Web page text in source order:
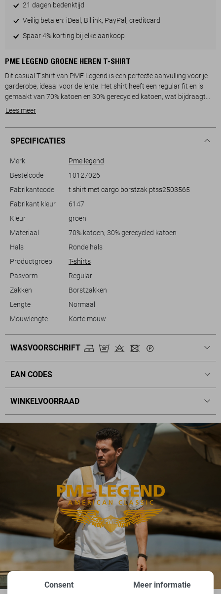
21 dagen bedenktijd
Veilig betalen: iDeal, Billink, PayPal, creditcard
Spaar 4% korting bij elke aankoop
PME LEGEND GROENE HEREN T-SHIRT
Dit casual T-shirt van PME Legend is een perfecte aanvulling voor je
garderobe, ideaal voor de lente. Het shirt heeft een regular fit en is
gemaakt van 70% katoen en 30% gerecycled katoen, wat bijdraagt
aan een duurzamere keuze. Met zijn diepe groene kleur en ronde hals
casual kunt dragen. De korte mouwen maken het tot een veelzijdige
optie voor de warmere dagen. Een opvallend detail is de borstzak met
Dankzij de normale lengte is dit T-shirt makkelijk te combineren met
nette pantalon. De subtiele print op de mouw voegt een unieke twist
toe die karakter geeft aan je look. Of je nu een dagje eropuit gaat of
een relaxte avond met vrienden doorbrengt, dit T-shirt is een
Lees meer
SPECIFICATIES
Merk
Pme legend
Bestelcode
10127026
Fabrikantcode
t shirt met cargo borstzak ptss2503565
Fabrikant kleur
6147
Kleur
groen
Materiaal
70% katoen, 30% gerecycled katoen
Hals
Ronde hals
Productgroep
T-shirts
Pasvorm
Regular
Zakken
Borstzakken
Lengte
Normaal
Mouwlengte
Korte mouw
WASVOORSCHRIFT
EAN CODES
WINKELVOORRAAD
Consent Meer informatie